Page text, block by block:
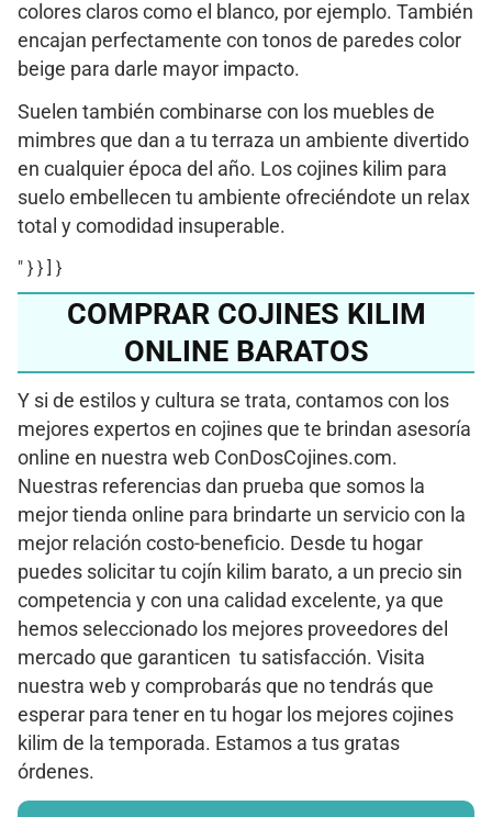
colores claros como el blanco, por ejemplo. También
encajan perfectamente con tonos de paredes color
beige para darle mayor impacto.
Suelen también combinarse con los muebles de
mimbres que dan a tu terraza un ambiente divertido
en cualquier época del año. Los cojines kilim para
suelo embellecen tu ambiente ofreciéndote un relax
total y comodidad insuperable.
" } } ] }
COMPRAR COJINES KILIM
ONLINE BARATOS
Y si de estilos y cultura se trata, contamos con los
mejores expertos en cojines que te brindan asesoría
online en nuestra web ConDosCojines.com.
Nuestras referencias dan prueba que somos la
mejor tienda online para brindarte un servicio con la
mejor relación costo-beneficio. Desde tu hogar
puedes solicitar tu cojín kilim barato, a un precio sin
competencia y con una calidad excelente, ya que
hemos seleccionado los mejores proveedores del
mercado que garanticen tu satisfacción. Visita
nuestra web y comprobarás que no tendrás que
esperar para tener en tu hogar los mejores cojines
kilim de la temporada. Estamos a tus gratas
órdenes.